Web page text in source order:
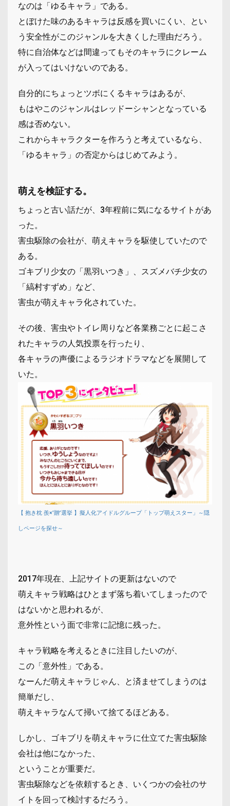
なのは「ゆるキャラ」である。
とぼけた味のあるキャラは反感を買いにくい、とい
う安全性がこのジャンルを大きくした理由だろう。
特に自治体などは間違ってもそのキャラにクレーム
が入ってはいけないのである。
自分的にちょっとツボにくるキャラはあるが、
もはやこのジャンルはレッドーシャンとなっている
感は否めない。
これからキャラクターを作ろうと考えているなら、
「ゆるキャラ」の否定からはじめてみよう。
萌えを検証する。
ちょっと古い話だが、3年程前に気になるサイトがあ
った。
害虫駆除の会社が、萌えキャラを駆使していたので
ある。
ゴキブリ少女の「黒羽いつき」、スズメバチ少女の
「縞村すずめ」など、
害虫が萌えキャラ化されていた。
その後、害虫やトイレ周りなど各業務ごとに起こさ
れたキャラの人気投票を行ったり、
各キャラの声優によるラジオドラマなどを展開して
いた。
【 抱き枕 羨×’贈’選挙 】擬人化アイドルグループ「トップ萌えスター」～隠
しページを探せ～
2017年現在、上記サイトの更新はないので
萌えキャラ戦略はひとまず落ち着いてしまったので
はないかと思われるが、
意外性という面で非常に記憶に残った。
キャラ戦略を考えるときに注目したいのが、
この「意外性」である。
なーんだ萌えキャラじゃん、と済ませてしまうのは
簡単だし、
萌えキャラなんて掃いて捨てるほどある。
しかし、ゴキブリを萌えキャラに仕立てた害虫駆除
会社は他になかった、
ということが重要だ。
害虫駆除などを依頼するとき、いくつかの会社のサ
イトを回って検討するだろう。